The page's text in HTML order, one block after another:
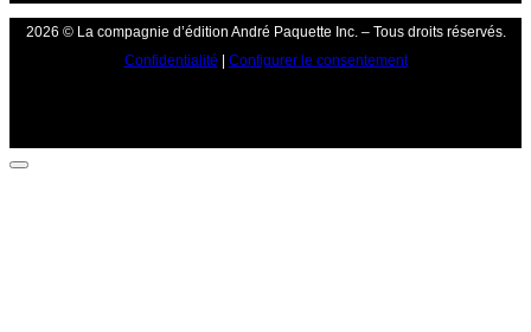
2026 © La compagnie d’édition André Paquette Inc. – Tous droits réservés.
Confidentialité
Configurer le consentement